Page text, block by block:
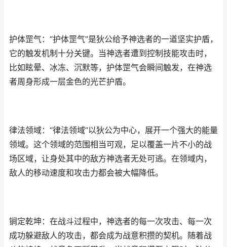
护体罡气：“护体罡气”是狄公给予神选者的一道坚实护盾，
它的触发机制十分关键。当神选者遭到控制技能攻击时，
比如眩晕、冰冻、沉默等，护体罡气会瞬间触发，在神选
者周身形成一层金色的光芒护盾。
律法领域：“律法领域”以狄公为中心，展开一个强大的能量
领域。这个领域的范围相当可观，足以覆盖一片不小的战
场区域，让身处其中的敌方神选者无处可逃。在领域内，
敌人的移动速度和攻击力都会被大幅降低。
锏定乾坤：在战斗过程中，神选者的每一次攻击、每一次
成功躲避敌人的攻击，都会成为战意积攒的契机。随着战